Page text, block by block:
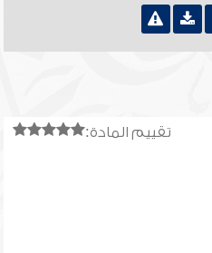
تقييم المادة: